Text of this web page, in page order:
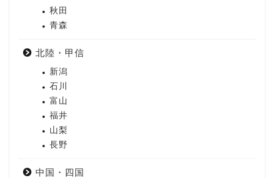
秋田
青森
北陸・甲信
新潟
石川
富山
福井
山梨
長野
中国・四国